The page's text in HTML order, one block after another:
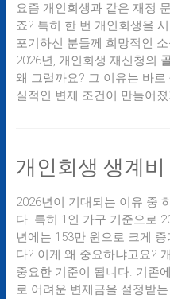
요즘 개인회생과 같은 재정
죠? 특히 한 번 개인회생을
포기하신 분들께 희망적인
2026년, 개인회생 재신청의
왜 그럴까요? 그 이유는 바로
실적인 변제 조건이 만들어
개인회생 생계
2026년이 기대되는 이유 중
다. 특히 1인 가구 기준으로
년에는 153만 원으로 크게
다? 이게 왜 중요하냐고요?
중요한 기준이 됩니다. 기존
로 어려운 변제금을 설정받